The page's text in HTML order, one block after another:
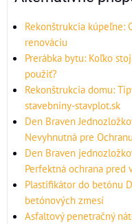
Rekonštrukcia kúpeľne:
renováciu
Prerábka bytu: Koľko
použiť?
Rekonštrukcia domu:
stavebniny-stavplot.sk
Den Braven
Nevyhnutná pre
Den Braven
Perfektná ochrana pred
Plastifikátor do betónu
betónových zmesí
Asfaltový penetračný